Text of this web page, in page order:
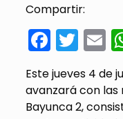
Compartir:
Este jueves 4 de
avanzará con
Bayunca 2,